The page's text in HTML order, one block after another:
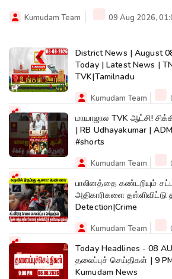
Kumudam Team 09 Aug 2026,
District News | August
Today | Latest News |
TVK|Tamilnadu
Kumudam Team
மாயாஜால TVK ஆட்சி!
| RB Udhayakumar |
#shorts
Kumudam Team
பாலினத்தை கண்டறியும்
அதிகாரிகளை தள்ளிவிட்டு
Detection|Crime
Kumudam Team
Today Headlines - 08
தலைப்புச் செய்திகள் | 9
Kumudam News